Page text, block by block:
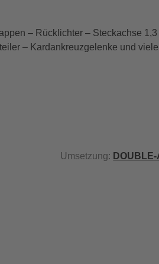
– Rücklichter – Steckachse
– Kardankreuzgelenke und
Umsetzung: DOUBLE-